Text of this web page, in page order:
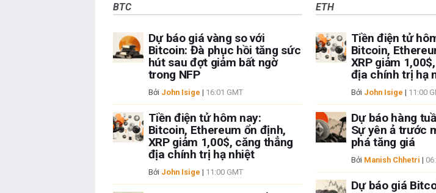
BTC
Dự báo giá vàng so với
Bitcoin: Đà phục hồi tăng sức
hút sau đợt giảm bất ngờ
trong NFP
Bởi John Isige | 16:01 GMT
Tiền điện tử hôm nay:
Bitcoin, Ethereum ổn định,
XRP giảm 1,00$, căng thẳng
địa chính trị hạ nhiệt
Bởi John Isige | 11:00 GMT
ETH
Tiền điện tử
Bitcoin,
XRP giảm
địa chính trị hạ
Bởi John Isige | 11:00
Dự báo hàng
Sự yên ả trước
phá tăng giá
Bởi Manish Chhetri |
Dự báo giá